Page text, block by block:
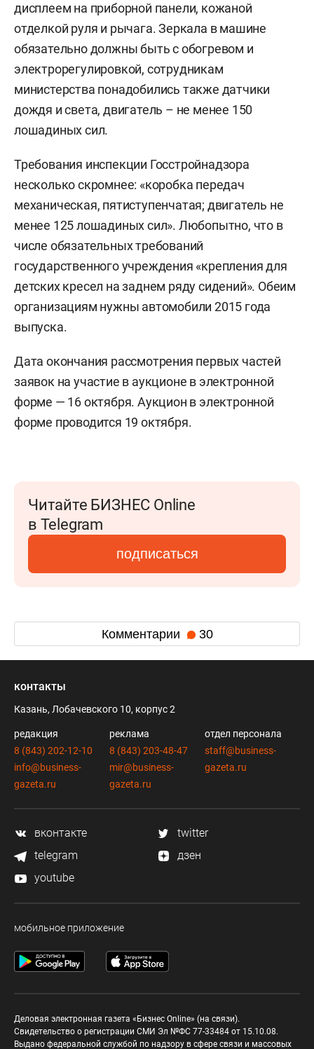
дисплеем на приборной панели, кожаной
отделкой руля и рычага. Зеркала в машине
обязательно должны быть с обогревом и
электрорегулировкой, сотрудникам
министерства понадобились также датчики
дождя и света, двигатель – не менее 150
лошадиных сил.
Требования инспекции Госстройнадзора
несколько скромнее: «коробка передач
механическая, пятиступенчатая; двигатель не
менее 125 лошадиных сил». Любопытно, что в
числе обязательных требований
государственного учреждения «крепления для
детских кресел на заднем ряду сидений». Обеим
организациям нужны автомобили 2015 года
выпуска.
Дата окончания рассмотрения первых частей
заявок на участие в аукционе в электронной
форме — 16 октября. Аукцион в электронной
форме проводится 19 октября.
Читайте БИЗНЕС Online
в Telegram
подписаться
Комментарии 30
контакты
Казань, Лобачевского 10, корпус 2
редакция
8 (843) 202-12-10
info@business-
gazeta.ru
реклама
8 (843) 203-48-47
mir@business-
gazeta.ru
отдел персонала
staff@business-
gazeta.ru
вконтакте
twitter
telegram
дзен
youtube
мобильное приложение
Деловая электронная газета «Бизнес Online» (на связи).
Свидетельство о регистрации СМИ Эл №ФС 77-33484 от 15.10.08.
Выдано федеральной службой по надзору в сфере связи и массовых